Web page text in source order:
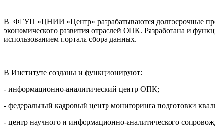
В ФГУП «ЦНИИ «Центр» разрабатываются долгосрочные
экономического развития отраслей ОПК. Разработана и
использованием портала сбора данных.
В Институте созданы и функционируют:
- информационно-аналитический центр ОПК;
- федеральный кадровый центр мониторинга подготовки
- центр научного и информационно-аналитического